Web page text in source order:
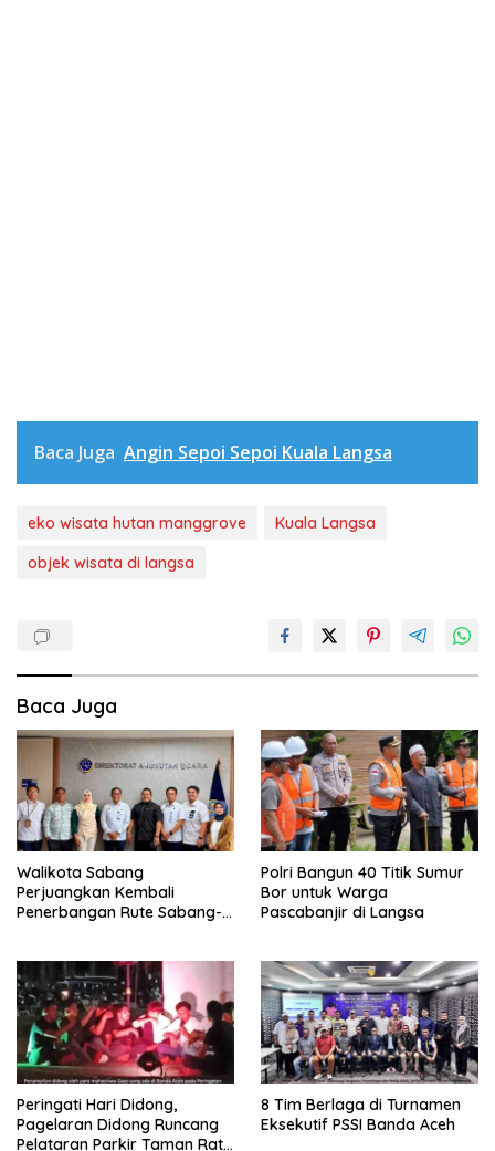
Baca Juga Angin Sepoi Sepoi Kuala Langsa
eko wisata hutan manggrove
Kuala Langsa
objek wisata di langsa
Baca Juga
Walikota Sabang
Perjuangkan Kembali
Penerbangan Rute Sabang-
Polri Bangun 40 Titik Sumur
Bor untuk Warga
Pascabanjir di Langsa
Peringati Hari Didong,
Pagelaran Didong Runcang
Pelataran Parkir Taman Ratu
8 Tim Berlaga di Turnamen
Eksekutif PSSI Banda Aceh